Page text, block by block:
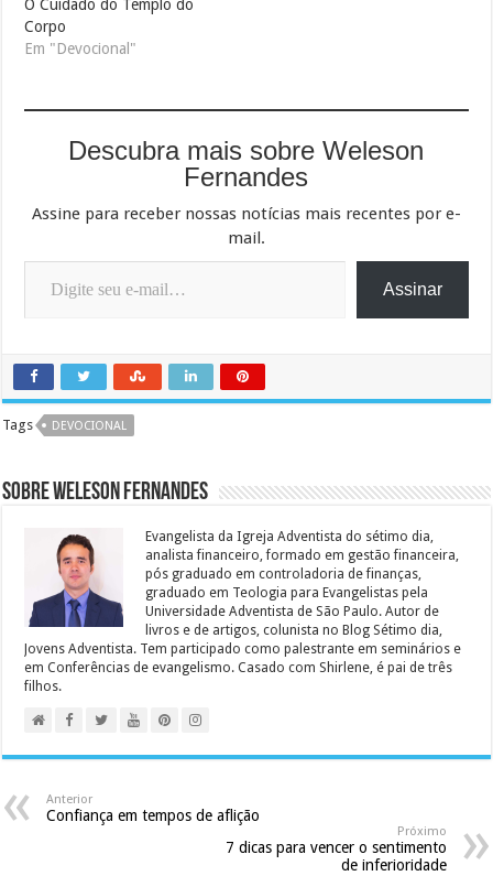
O Cuidado do Templo do
Corpo
Em "Devocional"
Descubra mais sobre Weleson
Fernandes
Assine para receber nossas notícias mais recentes por e-
mail.
Digite seu e-mail…
Assinar
Tags DEVOCIONAL
Sobre Weleson Fernandes
Evangelista da Igreja Adventista do sétimo dia,
analista financeiro, formado em gestão financeira,
pós graduado em controladoria de finanças,
graduado em Teologia para Evangelistas pela
Universidade Adventista de São Paulo. Autor de
livros e de artigos, colunista no Blog Sétimo dia,
Jovens Adventista. Tem participado como palestrante em seminários e
em Conferências de evangelismo. Casado com Shirlene, é pai de três
filhos.
Anterior
Confiança em tempos de aflição
Próximo
7 dicas para vencer o sentimento
de inferioridade